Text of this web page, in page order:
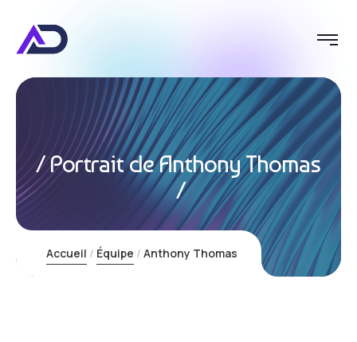
Portrait de Anthony Thomas
Accueil Équipe Anthony Thomas